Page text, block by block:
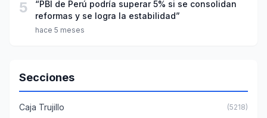
5
“PBI de Perú podría superar 5% si se consolidan
reformas y se logra la estabilidad”
hace 5 meses
Secciones
Caja Trujillo (5218)